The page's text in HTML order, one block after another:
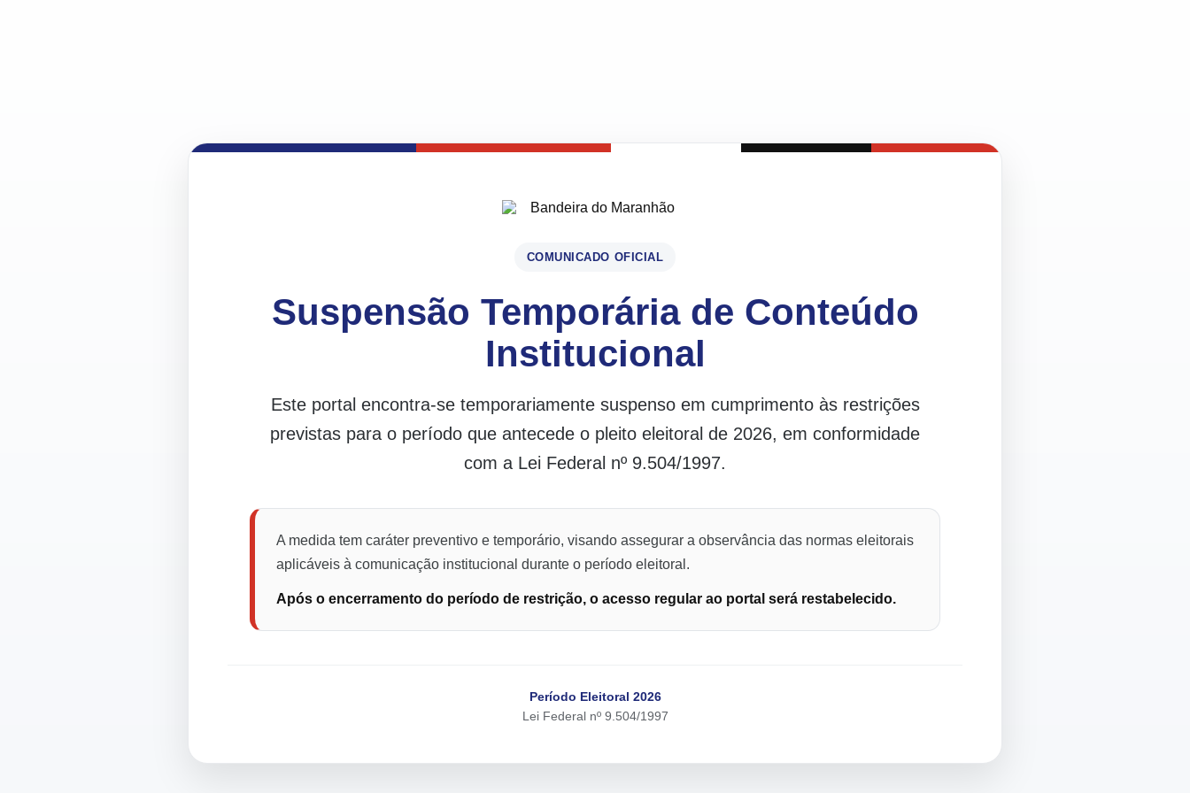
COMUNICADO OFICIAL
Suspensão Temporária de Conteúdo
Institucional
Este portal encontra-se temporariamente suspenso em cumprimento às restrições
previstas para o período que antecede o pleito eleitoral de 2026, em conformidade
com a Lei Federal nº 9.504/1997.
A medida tem caráter preventivo e temporário, visando assegurar a observância das normas eleitorais
aplicáveis à comunicação institucional durante o período eleitoral.
Após o encerramento do período de restrição, o acesso regular ao portal será restabelecido.
Período Eleitoral 2026
Lei Federal nº 9.504/1997